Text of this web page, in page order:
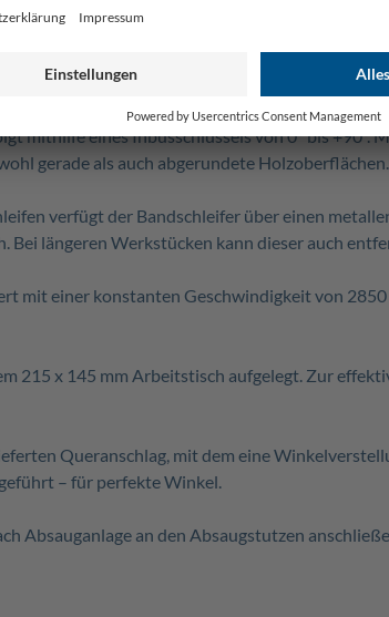
Schleifpapiers
von 100 x 280 mm kann sowohl
mithilfe eines Inbusschlüssels von 0° bis +90°.
gerade als auch abgerundete Holzoberflächen.
verfügt der Bandschleifer über einen
Bei längeren Werkstücken kann dieser auch
mit einer konstanten Geschwindigkeit von
215 x 145 mm Arbeitstisch aufgelegt. Zur
Queranschlag, mit dem eine
– für perfekte Winkel.
Absauganlage an den Absaugstutzen